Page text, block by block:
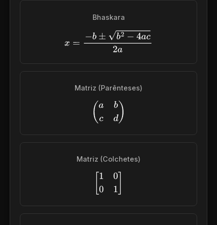
Bhaskara
x=−b±b2−4ac2a
Matriz (Parênteses)
(a
Matriz (Colchetes)
10 ]